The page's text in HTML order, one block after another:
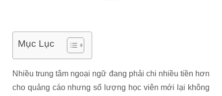
Mục Lục
Nhiều trung tâm ngoại ngữ đang phải chi nhiều tiền hơn
cho quảng cáo nhưng số lượng học viên mới lại không